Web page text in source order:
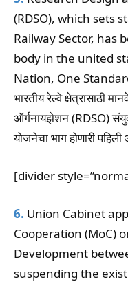
(RDSO), which sets
Railway Sector, has
body in the united
Nation, One
भारतीय रेल्वे क्षेत्रासाठी
ऑर्गनायझेशन (RDSO)
योजनेचा भाग होणारी
[divider
6. Union Cabinet
Cooperation (MoC)
Development
suspending the